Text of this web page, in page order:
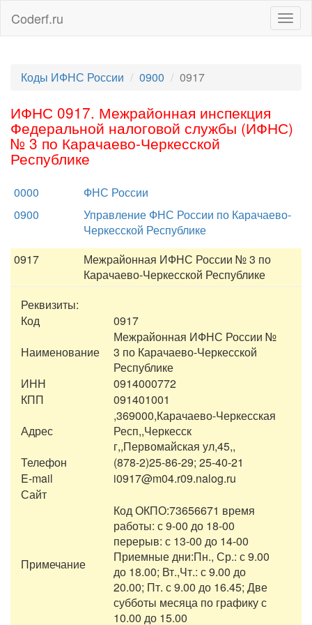
Coderf.ru
Коды ИФНС России 0900 0917
ИФНС 0917. Межрайонная инспекция
Федеральной налоговой службы (ИФНС)
№ 3 по Карачаево-Черкесской
Республике
0000
ФНС России
0900
Управление ФНС России по Карачаево-
Черкесской Республике
0917
Межрайонная ИФНС России № 3 по
Карачаево-Черкесской Республике
Реквизиты:
Код
0917
Наименование
Межрайонная ИФНС России №
3 по Карачаево-Черкесской
Республике
ИНН
0914000772
КПП
091401001
Адрес
,369000,Карачаево-Черкесская
Респ,,Черкесск
г,,Первомайская ул,45,,
Телефон
(878-2)25-86-29; 25-40-21
E-mail
i0917@m04.r09.nalog.ru
Сайт
Примечание
Код ОКПО:73656671 время
работы: с 9-00 до 18-00
перерыв: с 13-00 до 14-00
Приемные дни:Пн., Ср.: с 9.00
до 18.00; Вт.,Чт.: с 9.00 до
20.00; Пт. с 9.00 до 16.45; Две
субботы месяца по графику с
10.00 до 15.00